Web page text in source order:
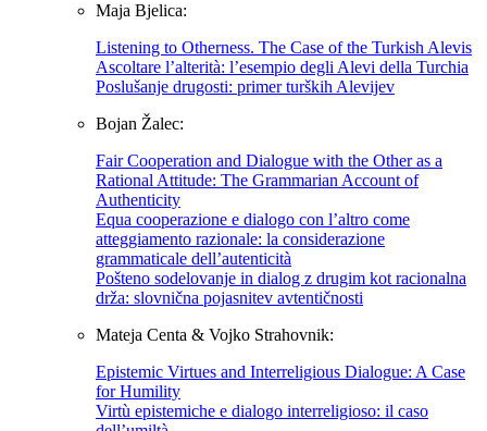
Maja Bjelica:
Listening to Otherness. The Case of the Turkish Alevis
Ascoltare l’alterità: l’esempio degli Alevi della Turchia
Poslušanje drugosti: primer turških Alevijev
Bojan Žalec:
Fair Cooperation and Dialogue with the Other as a
Rational Attitude: The Grammarian Account of
Authenticity
Equa cooperazione e dialogo con l’altro come
atteggiamento razionale: la considerazione
grammaticale dell’autenticità
Pošteno sodelovanje in dialog z drugim kot racionalna
drža: slovnična pojasnitev avtentičnosti
Mateja Centa & Vojko Strahovnik:
Epistemic Virtues and Interreligious Dialogue: A Case
for Humility
Virtù epistemiche e dialogo interreligioso: il caso